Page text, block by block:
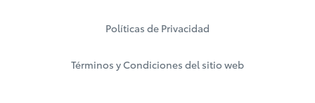
Políticas de Privacidad
Términos y Condiciones del sitio web